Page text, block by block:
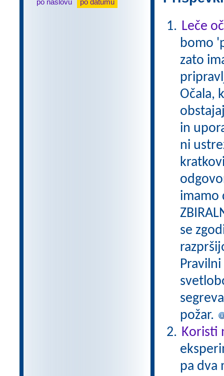
po naslovu
po datumu
Leče
bomo
zato
Očala,
in
ni
imamo
se
požar.
Koristi
pa dva